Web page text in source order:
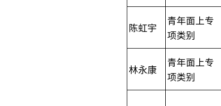
陈虹宇
青年面上专
项类别
林永康
青年面上专
项类别